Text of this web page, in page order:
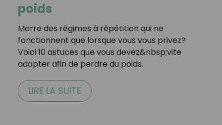
poids
Marre des régimes à répétition qui ne
fonctionnent que lorsque vous vous privez?
Voici 10 astuces que vous devez&nbsp;vite
adopter afin de perdre du poids.
LIRE LA SUITE